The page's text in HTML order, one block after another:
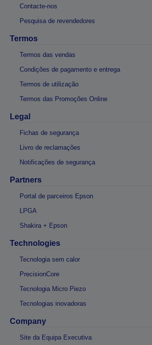
Contacte-nos
Pesquisa de revendedores
Termos
Termos das vendas
Condições de pagamento e entrega
Termos de utilização
Termos das Promoções Online
Legal
Fichas de segurança
Livro de reclamações
Notificações de segurança
Partners
Portal de parceiros Epson
LPGA
Shakira + Epson
Technologies
Tecnologia sem calor
PrecisionCore
Tecnologia Micro Piezo
Tecnologias inovadoras
Company
Site da Equipa Executiva